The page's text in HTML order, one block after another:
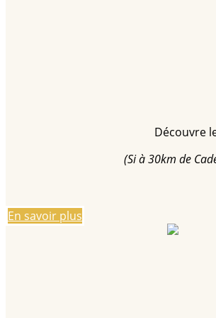
Découvre
(Si à 30km de
En savoir plus